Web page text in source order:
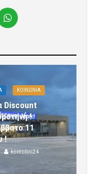
ΚΟΙΝΩΝΙΑ
Discount
!
11
!
komotini24